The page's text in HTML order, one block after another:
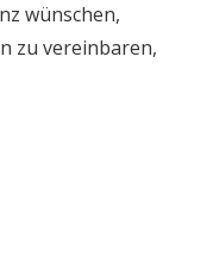
wünschen,
zu vereinbaren,